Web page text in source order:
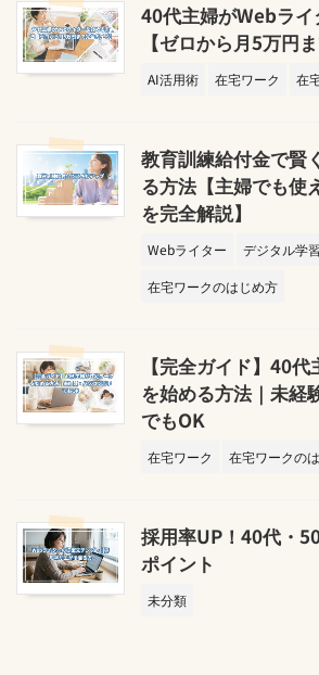
40代主婦がWebラ
【ゼロから月5万円
AI活用術 在宅ワーク 在
教育訓練給付金で賢
る方法【主婦でも使
を完全解説】
Webライター デジタル学習
在宅ワークのはじめ方
【完全ガイド】40
を始める方法｜未経
でもOK
在宅ワーク 在宅ワークの
採用率UP！40代・
ポイント
未分類